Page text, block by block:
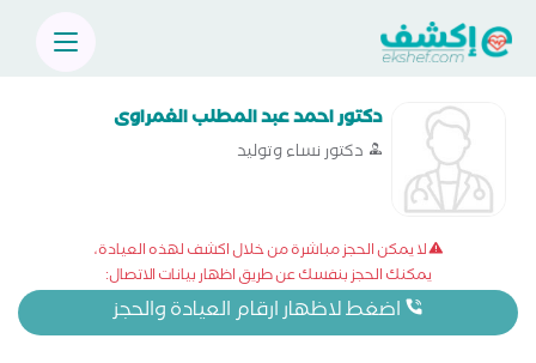
دكتور احمد عبد المطلب الغمراوى
دكتور نساء وتوليد
لا يمكن الحجز مباشرة من خلال اكشف لهذه العيادة،
يمكنك الحجز بنفسك عن طريق اظهار بيانات الاتصال:
اضغط لاظهار ارقام العيادة والحجز